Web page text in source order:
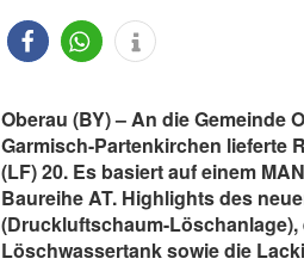
Oberau (BY) – An die Gemeinde
Garmisch-Partenkirchen lieferte
(LF) 20. Es basiert auf einem
Baureihe AT. Highlights des
(Druckluftschaum-Löschanlage),
Löschwassertank sowie die